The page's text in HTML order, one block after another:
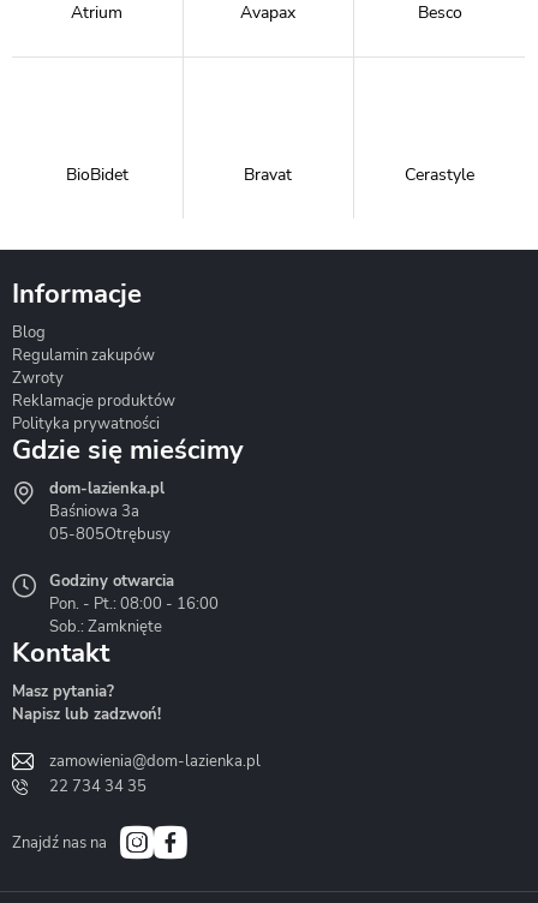
Atrium Avapax Besco
BioBidet Bravat Cerastyle
Hydrostop
Liveno
Bath&Spa
Informacje
Blog
Regulamin zakupów
Zwroty
Reklamacje produktów
Polityka prywatności
Gdzie się mieścimy
dom-lazienka.pl
Baśniowa 3a
05-805Otrębusy
Godziny otwarcia
Pon. - Pt.: 08:00 - 16:00
Sob.: Zamknięte
Kontakt
Masz pytania?
Napisz lub zadzwoń!
zamowienia@dom-lazienka.pl
22 734 34 35
Znajdź nas na